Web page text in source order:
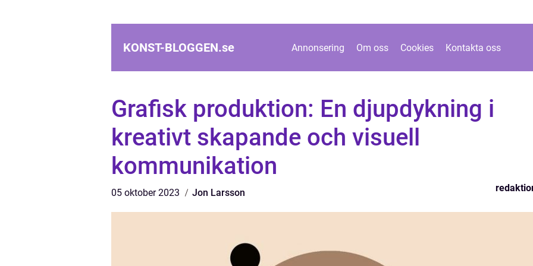
KONST-BLOGGEN.se Annonsering Om oss Cookies Kontakta oss
Grafisk produktion: En djupdykning i
kreativt skapande och visuell
kommunikation
05 oktober 2023 Jon Larsson